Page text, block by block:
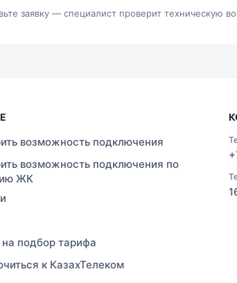
заявку — специалист проверит техническую
возможность подключения
возможность подключения по
ЖК
на подбор тарифа
к КазахТелеком